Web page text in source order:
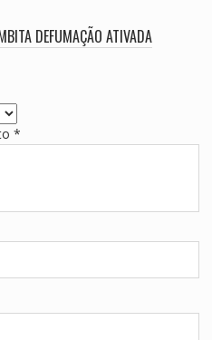
DEFUMAÇÃO ATIVADA
*